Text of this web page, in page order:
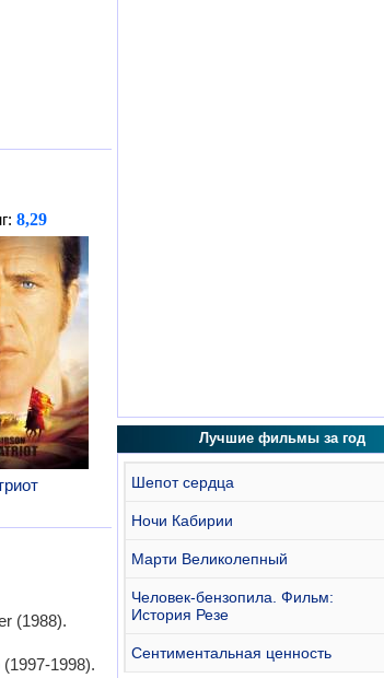
8,29
(1988).
(1997-1998).
Лучшие фильмы за год
Шепот сердца
Ночи Кабирии
Марти Великолепный
Человек-бензопила. Фильм:
История Резе
Сентиментальная ценность